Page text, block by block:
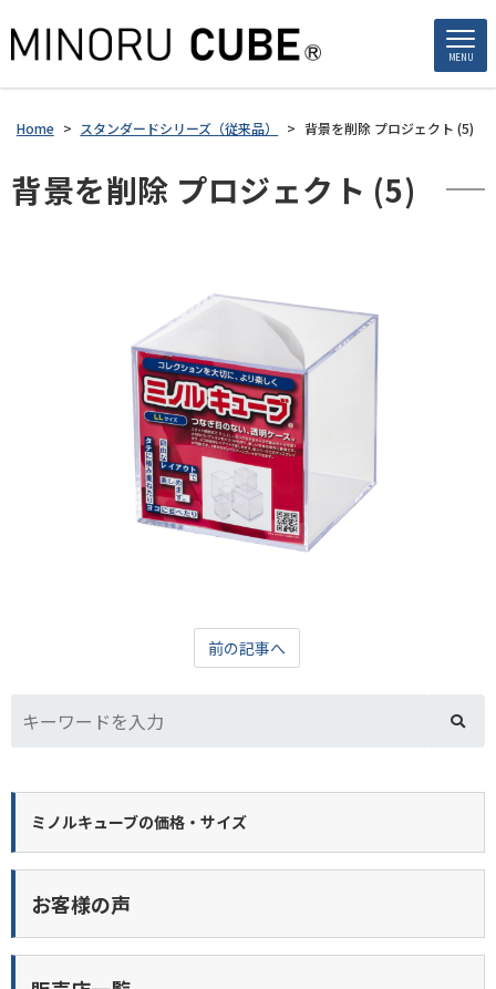
MENU
Home > スタンダードシリーズ（従来品） > 背景を削除 プロジェクト (5)
背景を削除 プロジェクト (5)
前の記事へ
ミノルキューブの価格・サイズ
お客様の声